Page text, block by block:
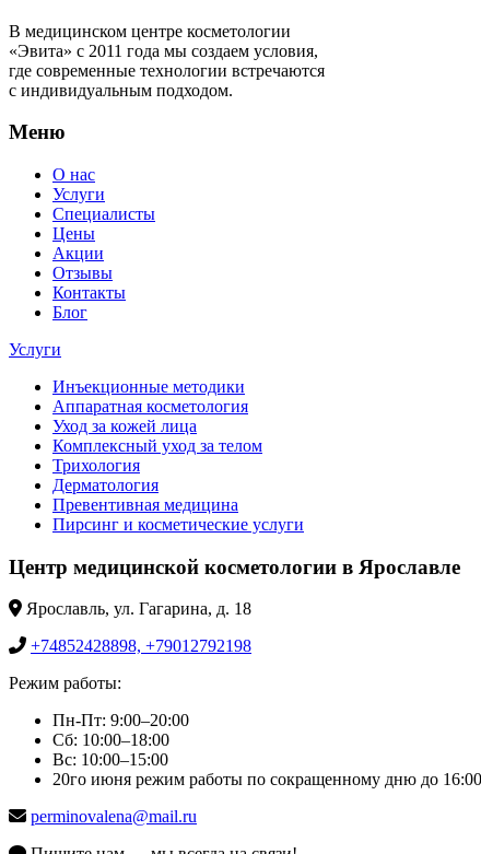
В медицинском центре косметологии
«Эвита» с 2011 года мы создаем условия,
где современные технологии встречаются
с индивидуальным подходом.
Меню
О нас
Услуги
Специалисты
Цены
Акции
Отзывы
Контакты
Блог
Услуги
Инъекционные методики
Аппаратная косметология
Уход за кожей лица
Комплексный уход за телом
Трихология
Дерматология
Превентивная медицина
Пирсинг и косметические услуги
Центр медицинской косметологии в Ярославле
Ярославль, ул. Гагарина, д. 18
+74852428898, +79012792198
Режим работы:
Пн-Пт: 9:00–20:00
Сб: 10:00–18:00
Вс: 10:00–15:00
20го июня режим работы по сокращенному дню до 16:00
perminovalena@mail.ru